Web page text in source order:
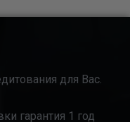
для Вас.
гарантия 1 год